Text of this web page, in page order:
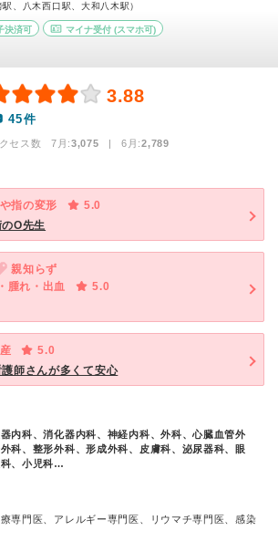
、八木西口駅、大和八木駅）
決済可 マイナ受付 (スマホ可)
3.88
45件
セス数 7月:3,075 | 6月:2,789
指の変形
5.0
O先生
親知らず
腫れ・出血
5.0
5.0
師さんが多くて安心
内科、消化器内科、神経内科、外科、心臓血管外
科、整形外科、形成外科、皮膚科、泌尿器科、眼
、小児科…
専門医、アレルギー専門医、リウマチ専門医、感染